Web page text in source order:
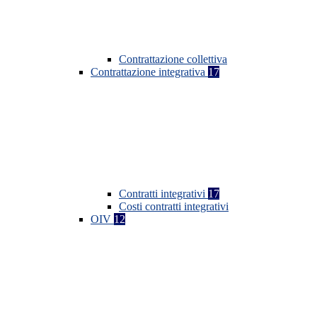
Contrattazione collettiva
Contrattazione integrativa 17
Contratti integrativi 17
Costi contratti integrativi
OIV 12